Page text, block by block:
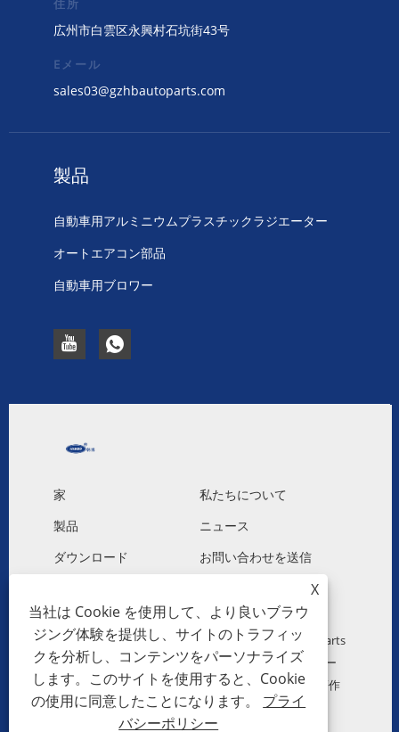
広州市白雲区永興村石坑街43号
Eメール
sales03@gzhbautoparts.com
製品
自動車用アルミニウムプラスチックラジエーター
オートエアコン部品
自動車用ブロワー
家
私たちについて
製品
ニュース
ダウンロード
お問い合わせを送信
Copyright © 2023 Guangzhou Hanbo Automotive Parts
Co., Ltd. - 自動車用アルミニウムプラスチックラジエー
ター、自動車用コンデンサー、自動車用送風機 - 全著作
権所有。
X
当社は Cookie を使用して、より良いブラウ
ジング体験を提供し、サイトのトラフィッ
クを分析し、コンテンツをパーソナライズ
します。このサイトを使用すると、Cookie
の使用に同意したことになります。 プライ
バシーポリシー